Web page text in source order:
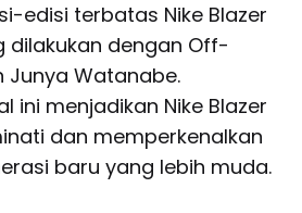
edisi terbatas Nike Blazer
dilakukan dengan Off-
Junya Watanabe.
ini menjadikan Nike Blazer
dan memperkenalkan
baru yang lebih muda.